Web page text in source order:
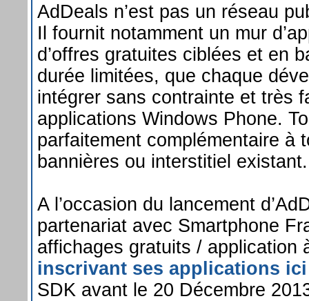
AdDeals n’est pas un réseau
Il fournit notamment un mur
d’offres gratuites ciblées et en
durée limitées, que chaque
intégrer sans contrainte et très
applications Windows Phone.
parfaitement complémentaire à
bannières ou interstitiel existant.
A l’occasion du lancement
partenariat avec Smartphone
affichages gratuits / application
inscrivant ses applications ici
SDK avant le 20 Décembre